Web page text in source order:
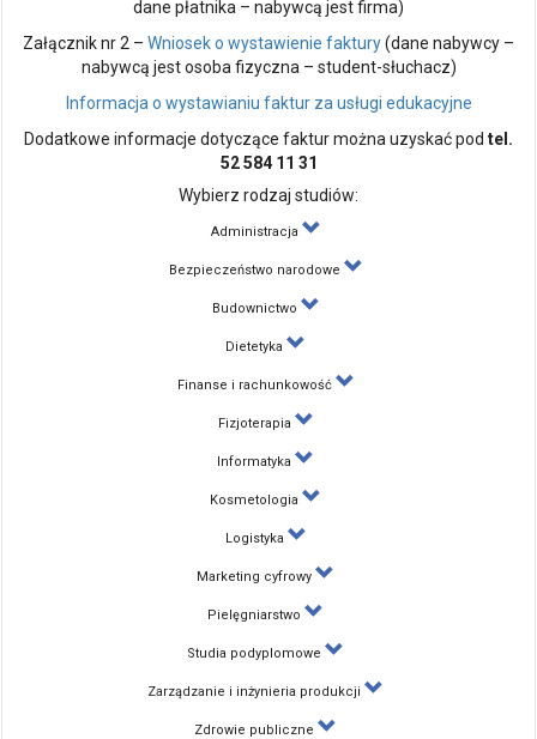
dane płatnika – nabywcą jest firma)
Załącznik nr 2 – Wniosek o wystawienie faktury(dane nabywcy –
nabywcą jest osoba fizyczna – student-słuchacz)
Informacja o wystawianiu faktur za usługi edukacyjne
Dodatkowe informacje dotyczące faktur można uzyskać pod tel.
52 584 11 31
Wybierz rodzaj studiów:
Administracja
Bezpieczeństwo narodowe
Budownictwo
Dietetyka
Finanse i rachunkowość
Fizjoterapia
Informatyka
Kosmetologia
Logistyka
Marketing cyfrowy
Pielęgniarstwo
Studia podyplomowe
Zarządzanie i inżynieria produkcji
Zdrowie publiczne